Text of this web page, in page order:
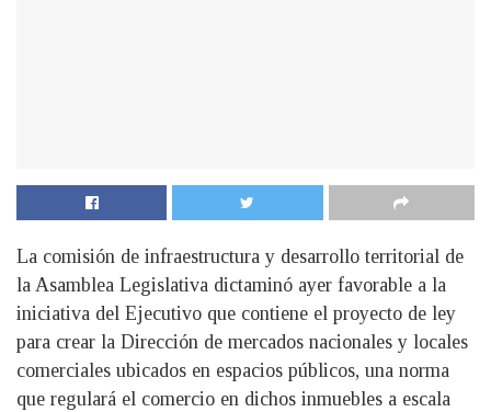
La comisión de infraestructura y desarrollo territorial de
la Asamblea Legislativa dictaminó ayer favorable a la
iniciativa del Ejecutivo que contiene el proyecto de ley
para crear la Dirección de mercados nacionales y locales
comerciales ubicados en espacios públicos, una norma
que regulará el comercio en dichos inmuebles a escala